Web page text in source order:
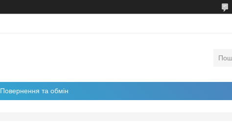
Повернення та обмін